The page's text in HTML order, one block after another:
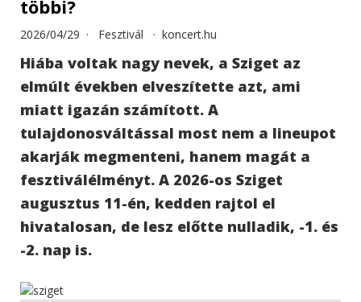
többi?
2026/04/29 · Fesztivál · koncert.hu
Hiába voltak nagy nevek, a Sziget az
elmúlt években elveszítette azt, ami
miatt igazán számított. A
tulajdonosváltással most nem a lineupot
akarják megmenteni, hanem magát a
fesztiválélményt. A 2026-os Sziget
augusztus 11-én, kedden rajtol el
hivatalosan, de lesz előtte nulladik, -1. és
-2. nap is.